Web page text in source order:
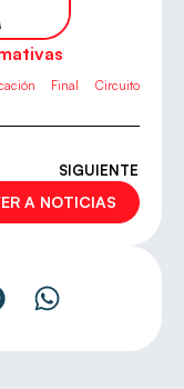
Final Circuito
SIGUIENTE
A NOTICIAS